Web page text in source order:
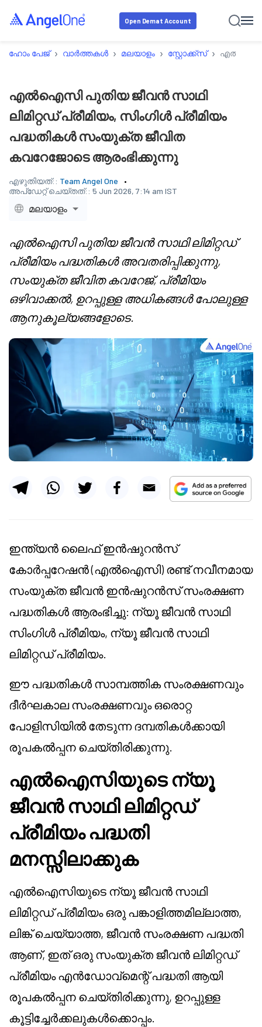
Open Demat Account
ഹോം പേജ് › വാർത്തകൾ › മലയാളം › സ്റ്റോക്ക്‌സ് › എൽഐസി
എൽഐസി പുതിയ ജീവൻ സാഥി
ലിമിറ്റഡ് പ്രീമിയം, സിംഗിൾ പ്രീമിയം
പദ്ധതികൾ സംയുക്ത ജീവിത
കവറേജോടെ ആരംഭിക്കുന്നു
എഴുതിയത്:: Team Angel One
അപ്‌ഡേറ്റ് ചെയ്തത്:: 5 Jun 2026, 7:14 am IST
മലയാളം
എൽഐസി പുതിയ ജീവൻ സാഥി ലിമിറ്റഡ്
പ്രീമിയം പദ്ധതികൾ അവതരിപ്പിക്കുന്നു,
സംയുക്ത ജീവിത കവറേജ്, പ്രീമിയം
ഒഴിവാക്കൽ, ഉറപ്പുള്ള അധികങ്ങൾ പോലുള്ള
ആനുകൂല്യങ്ങളോടെ.
ഇന്ത്യൻ ലൈഫ് ഇൻഷുറൻസ്
കോർപ്പറേഷൻ (എൽഐസി) രണ്ട് നവീനമായ
സംയുക്ത ജീവൻ ഇൻഷുറൻസ് സംരക്ഷണ
പദ്ധതികൾ ആരംഭിച്ചു: ന്യൂ ജീവൻ സാഥി
സിംഗിൾ പ്രീമിയം, ന്യൂ ജീവൻ സാഥി
ലിമിറ്റഡ് പ്രീമിയം.
ഈ പദ്ധതികൾ സാമ്പത്തിക സംരക്ഷണവും
ദീർഘകാല സംരക്ഷണവും ഒരൊറ്റ
പോളിസിയിൽ തേടുന്ന ദമ്പതികൾക്കായി
രൂപകൽപ്പന ചെയ്തിരിക്കുന്നു.
എൽഐസിയുടെ ന്യൂ
ജീവൻ സാഥി ലിമിറ്റഡ്
പ്രീമിയം പദ്ധതി
മനസ്സിലാക്കുക
എൽഐസിയുടെ ന്യൂ ജീവൻ സാഥി
ലിമിറ്റഡ് പ്രീമിയം ഒരു പങ്കാളിത്തമില്ലാത്ത,
ലിങ്ക് ചെയ്യാത്ത, ജീവൻ സംരക്ഷണ പദ്ധതി
ആണ്, ഇത് ഒരു സംയുക്ത ജീവൻ ലിമിറ്റഡ്
പ്രീമിയം എൻഡോവ്മെന്റ് പദ്ധതി ആയി
രൂപകൽപ്പന ചെയ്തിരിക്കുന്നു, ഉറപ്പുള്ള
കൂട്ടിച്ചേർക്കലുകൾക്കൊപ്പം.